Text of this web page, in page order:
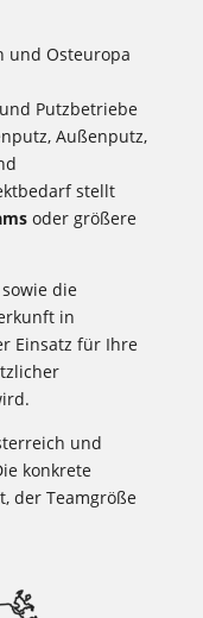
und Osteuropa
Putzbetriebe
Außenputz,
stellt
oder größere
die
in
Einsatz für Ihre
und
konkrete
der Teamgröße